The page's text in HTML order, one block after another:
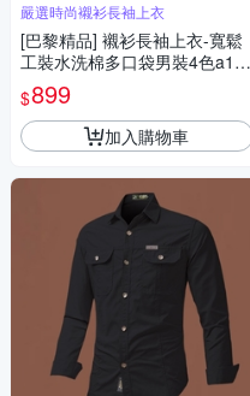
嚴選時尚襯衫長袖上衣
[巴黎精品] 襯衫長袖上衣-寬鬆
工裝水洗棉多口袋男裝4色a1fa
54
$899
加入購物車